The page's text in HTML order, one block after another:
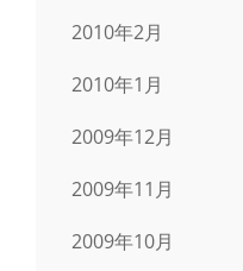
2010年2月
2010年1月
2009年12月
2009年11月
2009年10月